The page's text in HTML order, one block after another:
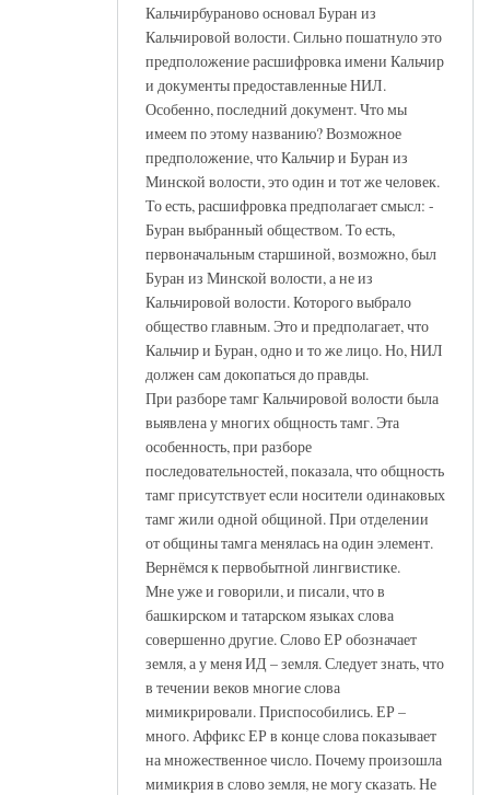
Кальчирбураново основал Буран из
Кальчировой волости. Сильно пошатнуло это
предположение расшифровка имени Кальчир
и документы предоставленные НИЛ.
Особенно, последний документ. Что мы
имеем по этому названию? Возможное
предположение, что Кальчир и Буран из
Минской волости, это один и тот же человек.
То есть, расшифровка предполагает смысл: -
Буран выбранный обществом. То есть,
первоначальным старшиной, возможно, был
Буран из Минской волости, а не из
Кальчировой волости. Которого выбрало
общество главным. Это и предполагает, что
Кальчир и Буран, одно и то же лицо. Но, НИЛ
должен сам докопаться до правды.
При разборе тамг Кальчировой волости была
выявлена у многих общность тамг. Эта
особенность, при разборе
последовательностей, показала, что общность
тамг присутствует если носители одинаковых
тамг жили одной общиной. При отделении
от общины тамга менялась на один элемент.
Вернёмся к первобытной лингвистике.
Мне уже и говорили, и писали, что в
башкирском и татарском языках слова
совершенно другие. Слово ЕР обозначает
земля, а у меня ИД – земля. Следует знать, что
в течении веков многие слова
мимикрировали. Приспособились. ЕР –
много. Аффикс ЕР в конце слова показывает
на множественное число. Почему произошла
мимикрия в слово земля, не могу сказать. Не